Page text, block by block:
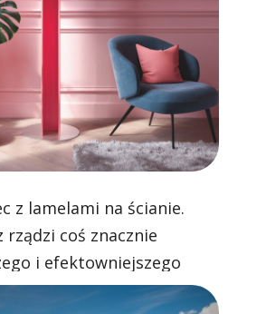
z lamelami na ścianie.
rządzi coś znacznie
i efektowniejszego